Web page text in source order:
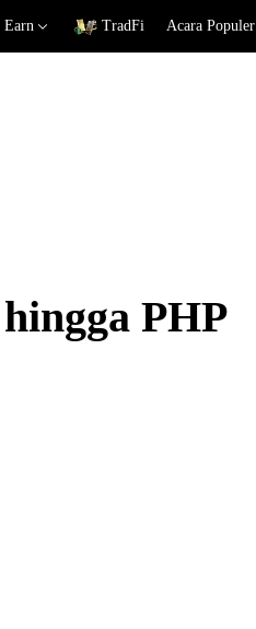
Earn TradFi Acara Populer
PHP